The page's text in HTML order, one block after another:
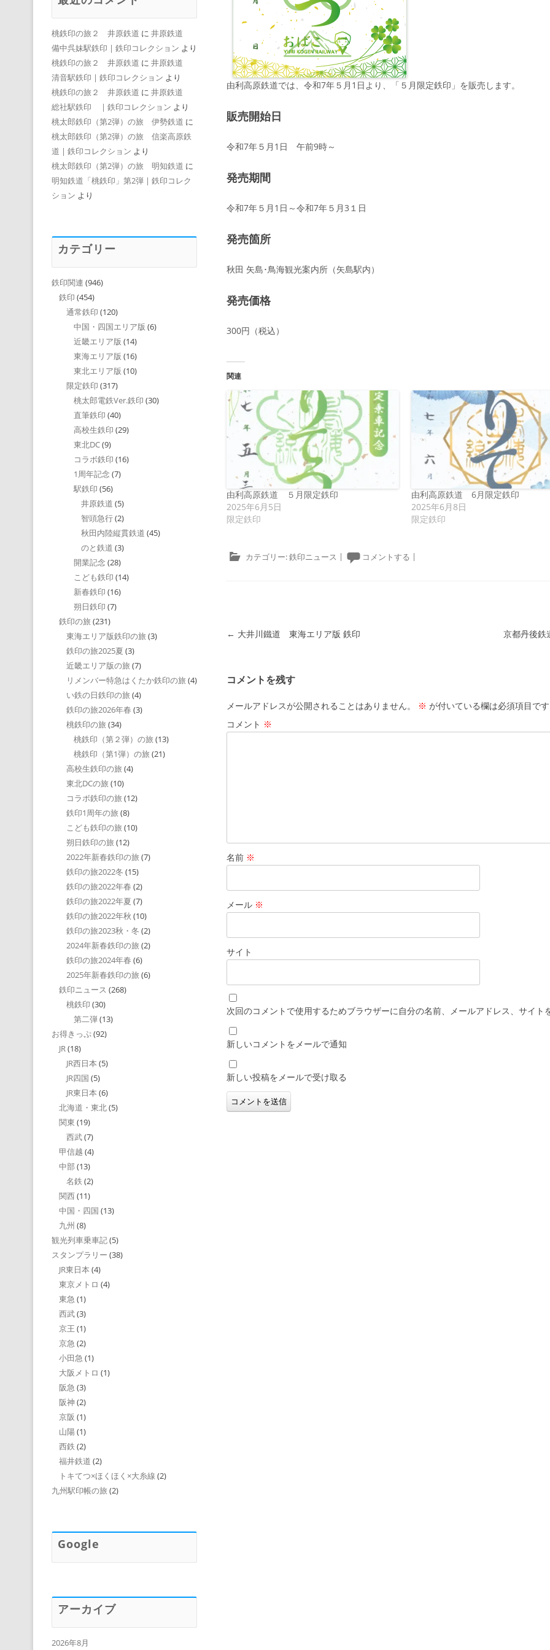
由利高原鉄道では、令和7年５月1日より、「５月限定鉄印」を販売します。
販売開始日
令和7年５月1日 午前9時～
発売期間
令和7年５月1日～令和7年５月3１日
発売箇所
秋田 矢島･鳥海観光案内所（矢島駅内）
発売価格
300円（税込）
関連
由利高原鉄道 ５月限定鉄印
2025年6月5日
限定鉄印
由利高原鉄道 6月限定鉄印
2025年6月8日
限定鉄印
カテゴリー:鉄印ニュース | コメントする |
投稿ナビゲーション
← 大井川鐵道 東海エリア版 鉄印 京都丹後鉄
コメントを残す
メールアドレスが公開されることはありません。 ※ が付いている欄は必須項目です
コメント ※
名前 ※
メール ※
サイト
次回のコメントで使用するためブラウザーに自分の名前、メールアドレス、サイト
新しいコメントをメールで通知
新しい投稿をメールで受け取る
桃鉄印の旅２ 井原鉄道 に 井原鉄道
備中呉妹駅鉄印 | 鉄印コレクション より
桃鉄印の旅２ 井原鉄道 に 井原鉄道
清音駅鉄印 | 鉄印コレクション より
桃鉄印の旅２ 井原鉄道 に 井原鉄道
総社駅鉄印 | 鉄印コレクション より
桃太郎鉄印（第2弾）の旅 伊勢鉄道 に
桃太郎鉄印（第2弾）の旅 信楽高原鉄
道 | 鉄印コレクション より
桃太郎鉄印（第2弾）の旅 明知鉄道 に
明知鉄道「桃鉄印」第2弾 | 鉄印コレク
ション より
カテゴリー
鉄印関連 (946)
鉄印 (454)
通常鉄印 (120)
中国・四国エリア版 (6)
近畿エリア版 (14)
東海エリア版 (16)
東北エリア版 (10)
限定鉄印 (317)
桃太郎電鉄Ver.鉄印 (30)
直筆鉄印 (40)
高校生鉄印 (29)
東北DC(9)
コラボ鉄印 (16)
1周年記念 (7)
駅鉄印 (56)
井原鉄道 (5)
智頭急行(2)
秋田内陸縦貫鉄道 (45)
のと鉄道 (3)
開業記念 (28)
こども鉄印 (14)
新春鉄印 (16)
朔日鉄印 (7)
鉄印の旅 (231)
東海エリア版鉄印の旅 (3)
鉄印の旅2025夏 (3)
近畿エリア版の旅 (7)
リメンバー特急はくたか鉄印の旅 (4)
い鉄の日鉄印の旅 (4)
鉄印の旅2026年春 (3)
桃鉄印の旅 (34)
桃鉄印（第２弾）の旅 (13)
桃鉄印（第1弾）の旅 (21)
高校生鉄印の旅 (4)
東北DCの旅 (10)
コラボ鉄印の旅 (12)
鉄印1周年の旅 (8)
こども鉄印の旅 (10)
朔日鉄印の旅 (12)
2022年新春鉄印の旅 (7)
鉄印の旅2022冬 (15)
鉄印の旅2022年春 (2)
鉄印の旅2022年夏 (7)
鉄印の旅2022年秋 (10)
鉄印の旅2023秋・冬 (2)
2024年新春鉄印の旅 (2)
鉄印の旅2024年春 (6)
2025年新春鉄印の旅 (6)
鉄印ニュース (268)
桃鉄印 (30)
第二弾(13)
お得きっぷ(92)
JR(18)
JR西日本 (5)
JR四国 (5)
JR東日本 (6)
北海道・東北(5)
関東 (19)
西武(7)
甲信越 (4)
中部 (13)
名鉄 (2)
関西(11)
中国・四国 (13)
九州 (8)
観光列車乗車記(5)
スタンプラリー (38)
JR東日本 (4)
東京メトロ (4)
東急 (1)
西武(3)
京王 (1)
京急 (2)
小田急 (1)
大阪メトロ (1)
阪急 (3)
阪神 (2)
京阪 (1)
山陽 (1)
西鉄 (2)
福井鉄道 (2)
トキてつ×ほくほく×大糸線 (2)
九州駅印帳の旅 (2)
Google
アーカイブ
2026年8月